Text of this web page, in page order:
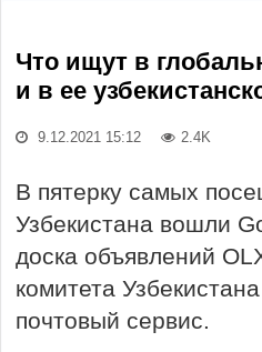
Что ищут в
и в ее
9.12.2021 15:12 2.4K
В пятерку самых
Узбекистана вошли
доска объявлений
комитета
почтовый сервис.